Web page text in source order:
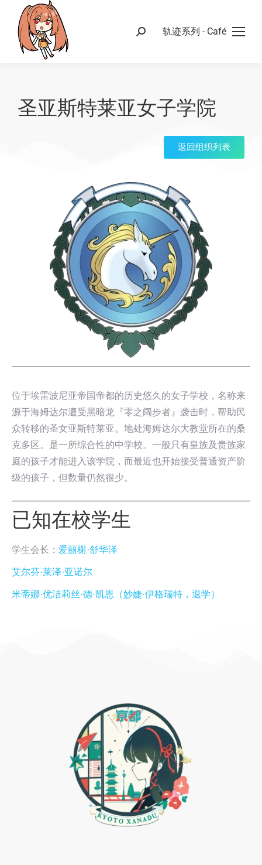
轨迹系列 - Café
圣亚斯特莱亚女子学院
返回组织列表
位于埃雷波尼亚帝国帝都的历史悠久的女子学校，名称来
源于海姆达尔遭受黑暗龙『零之阔步者』袭击时，帮助民
众转移的圣女亚斯特莱亚。地处海姆达尔大教堂所在的桑
克多区。是一所综合性的中学校。一般只有皇族及贵族家
庭的孩子才能进入该学院，而最近也开始接受普通资产阶
级的孩子，但数量仍然很少。
已知在校学生
学生会长： 爱丽榭·舒华泽
艾尔芬·莱泽·亚诺尔
米蒂娜·优洁莉丝·德·凯恩（妙婕·伊格瑞特，退学）